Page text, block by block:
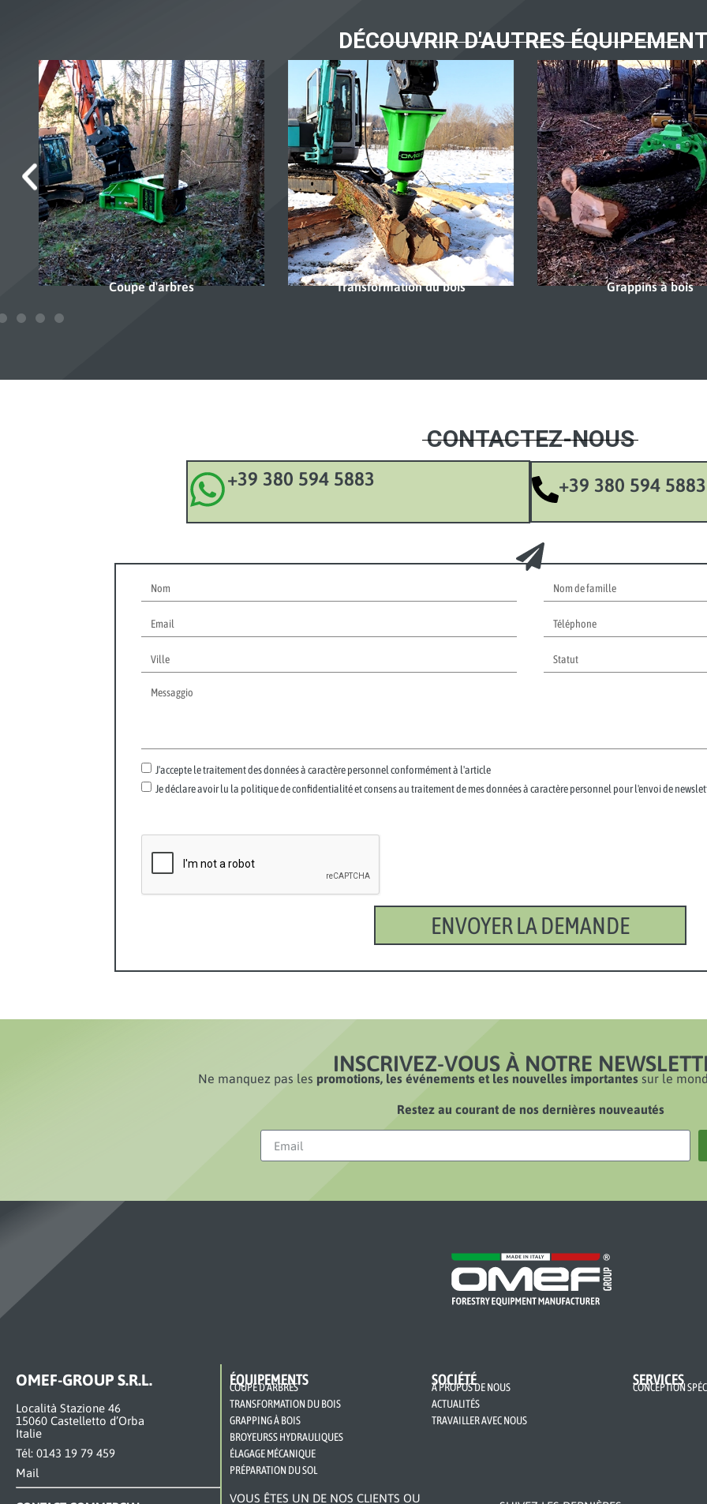
DÉCOUVRIR D'AUTRES
Transformation du bois Grappins à bois Broyeurs
CONTACTEZ-NOUS
+39 380 594 5883 +39 380 594 5883
J'accepte le traitement des données à caractère personnel conformément à l'article
Je déclare avoir lu la politique de confidentialité et consens au traitement de mes données à caractère personnel pour l'envoi de
ENVOYER LA DEMANDE
INSCRIVEZ-VOUS À NOTRE
Ne manquez pas les promotions, les événements et les nouvelles importantes sur le
Restez au courant de nos dernières nouveautés
OMEF-GROUP S.R.L.
Località Stazione 46
15060 Castelletto d’Orba
Italie
Tél: 0143 19 79 459
Mail
ÉQUIPEMENTS
COUPE D’ARBRES
TRANSFORMATION DU BOIS
GRAPPING À BOIS
BROYEURSS HYDRAULIQUES
ÉLAGAGE MÉCANIQUE
PRÉPARATION DU SOL
SOCIÉTÉ
À PROPOS DE NOUS
ACTUALITÉS
TRAVAILLER AVEC NOUS
SERVICES
CONCEPTION
VOUS ÊTES UN DE NOS CLIENTS OU